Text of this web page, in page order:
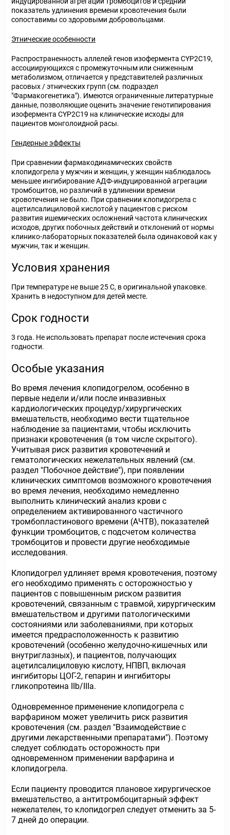
показатель удлинения времени кровотечения были
сопоставимы со здоровыми добровольцами.
Этнические особенности
Распространенность аллелей генов изофермента CYP2C19,
ассоциирующихся с промежуточным или сниженным
метаболизмом, отличается у представителей различных
расовых / этнических групп (см. подраздел
"Фармакогенетика"). Имеются ограниченные литературные
данные, позволяющие оценить значение генотипирования
изофермента CYP2C19 на клинические исходы для
пациентов монголоидной расы.
Гендерные эффекты
При сравнении фармакодинамических свойств
клопидогрела у мужчин и женщин, у женщин наблюдалось
меньшее ингибирование АДФ-индуцированной агрегации
тромбоцитов, но различий в удлинении времени
кровотечения не было. При сравнении клопидогрела с
ацетилсалициловой кислотой у пациентов с риском
развития ишемических осложнений частота клинических
исходов, других побочных действий и отклонений от нормы
клинико-лабораторных показателей была одинаковой как у
мужчин, так и женщин.
Условия хранения
При температуре не выше 25 С, в оригинальной упаковке.
Хранить в недоступном для детей месте.
Срок годности
3 года. Не использовать препарат после истечения срока
годности.
Особые указания
Во время лечения клопидогрелом, особенно в
первые недели и/или после инвазивных
кардиологических процедур/хирургических
вмешательств, необходимо вести тщательное
наблюдение за пациентами, чтобы исключить
признаки кровотечения (в том числе скрытого).
Учитывая риск развития кровотечений и
гематологических нежелательных явлений (см.
раздел "Побочное действие"), при появлении
клинических симптомов возможного кровотечения
во время лечения, необходимо немедленно
выполнить клинический анализ крови с
определением активированного частичного
тромбопластинового времени (АЧТВ), показателей
функции тромбоцитов, с подсчетом количества
тромбоцитов и провести другие необходимые
исследования.
Клопидогрел удлиняет время кровотечения, поэтому
его необходимо применять с осторожностью у
пациентов с повышенным риском развития
кровотечений, связанным с травмой, хирургическим
вмешательством и другими патологическими
состояниями или заболеваниями, при которых
имеется предрасположенность к развитию
кровотечений (особенно желудочно-кишечных или
внутриглазных), и пациентов, получающих
ацетилсалициловую кислоту, НПВП, включая
ингибиторы ЦОГ-2, гепарин и ингибиторы
гликопротеина IIb/IIIа.
Одновременное применение клопидогрела с
варфарином может увеличить риск развития
кровотечения (см. раздел "Взаимодействие с
другими лекарственными препаратами"). Поэтому
следует соблюдать осторожность при
одновременном применении варфарина и
клопидогрела.
Если пациенту проводится плановое хирургическое
вмешательство, а антитромбоцитарный эффект
нежелателен, то клопидогрел следует отменить за 5-
7 дней до операции.